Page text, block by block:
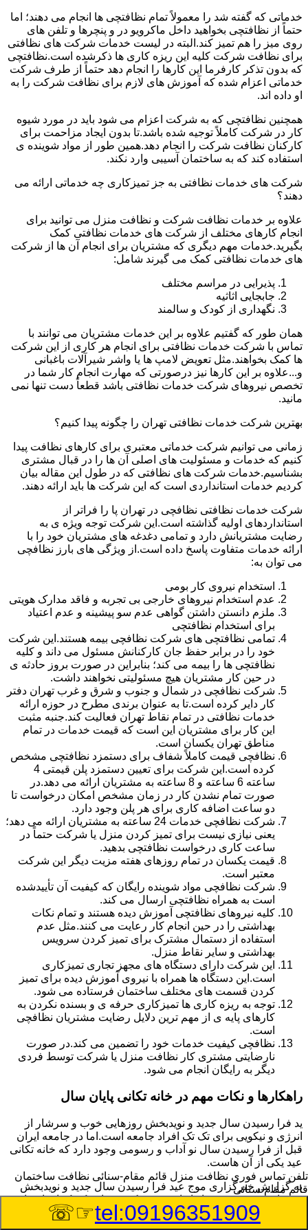
خدماتی که گفته شد را معمولاً تمام نظافتچی ها انجام می دهند؛ اما
حتماً از نظافتچی بخواهید داخل ماکرویو در و پنچرها و تلفن های
روی میز را هم تمیز کند.البته در لیست خدمات شرکت های نظافتی
برای نظافت شرکت کلیه این ریزه کاری ها ذکرشده است.نظافتچی
که بدون تذکر کارفرما این کارها را انجام دهد حتماً از طرف شرکت
خدماتی اعزام شده که آموزش های لازم برای نظافت شرکت را به
او داده اند.
همچنین نظافتچی که به شرکت اعزام می شود باید در مورد شیوه
کار در شرکت کاملاً توجیه شده باشد.تا بدون ایجاد مزاحمت برای
کارکنان نظافت شرکت را انجام دهد.همین طور از مواد شوینده ی
استفاده کند که به ساختمان آسیبی وارد نکند.
شرکت های خدمات نظافتی به جز تمیزکاری چه خدماتی ارائه می
دهند؟
علاوه بر خدمات نظافت شرکت و نظافت منزل می توانید برای
انجام کارهای مختلف از شرکت های خدمات نظافتی کمک
بگیرید.خدمات مهم دیگری که مشتریان برای انجام آن ها از شرکت
های خدمات نظافتی کمک می گیرند شامل:
پذیرایی در مراسم مختلف
جابجایی اثاثیه
نگهداری از کودک و سالمند
همان طور که گفتیم علاوه بر این خدمات مشتریان می توانند با
تماس با شرکت خدمات نظافتی برای انجام هر کاری از این شرکت
ها کمک بخواهند.مثل تعویض لامپ ها یا واشر شیرآلات باغبانی
و...علاوه بر این کارها نیز درصورتی که مهارت انجام کار شما در
تخصص نیروهای شرکت خدمات نظافتی باشد قطعاً دست تنها نمی
مانید.
بهترین شرکت خدمات نظافتی تهران را چگونه پیدا کنیم؟
زمانی می توانیم شرکت خدماتی معتبری برای کارهای نظافت پیدا
کنیم که خدمات و مسئولیت های اصلی آن ها را در قبال مشتری
بشناسیم.خدمات شرکت های نظافتی که در طول این مقاله بیان
کردیم خدمات استانداردی است که این شرکت ها باید ارائه دهند.
شرکت خدمات نظافتی نظافچی در تهران پا را فراتر از
استانداردهای اولیه گذاشته است.این شرکت توجه ویژه ی به
رضایت مشتریانش دارد و تمامی دغدغه های مشتریان خود را با
ارائه خدمات متفاوت پاسخ داده است.از ویژگی های بارز نظافچی
می توان به:
استخدام نیروی کار بومی
عدم استخدام نیروهای خارجی بی تجربه و فاقد مدارک هویتی
ملزم دانستن داشتن گواهی عدم سو پیشینه و عدم اعتیاد
برای استخدام نظافتچی
تمامی نظافتچی های شرکت نظافچی بیمه هستند.این شرکت
خود را در برابر حفظ جان کارکنانش مسئول می داند و کلیه
نظافتچی ها را بیمه می کند؛ بنابراین در صورت بروز حادثه ی
در حین کار مشتریان هیچ مسئولیتی نخواهند داشت.
شرکت نظافچی در شمال و جنوب و شرق و غرب تهران دفتر
کار دایر کرده است.تا به عنوان برندی مطرح در حوزه ارائه
خدمات نظافتی در تمام نقاط تهران فعالیت کند.جنبه مثبت
این کار برای مشتریان این است که قیمت خدمات در تمام
مناطق تهران یکسان است.
نظافچی قیمت کاملاً شفاف برای دستمزد نظافتچی مشخص
کرده است.این شرکت برای تعیین دستمزد پلن قیمتی 4
ساعته 6 ساعته و 8 ساعته به مشتریان ارائه می دهد.در
صورت تمام نشدن کار در زمان مشخص امکان درخواست تا
دو ساعت اضافه کاری برای هر پلن وجود دارد.
شرکت نظافچی خدمات 24 ساعته به مشتریان ارائه می دهد؛
یعنی نیازی نیست برای تمیز کردن منزل یا شرکت حتماً در
ساعت کاری درخواست نظافتچی بدهید.
قیمت یکسان در تمام روزهای هفته مزیت دیگر این شرکت
معتبر است.
شرکت نظافچی مواد شوینده رایگان که کیفیت آن تأییدشده
است به همراه نظافتچی ارسال می کند.
کلیه نیروهای نظافتچی آموزش دیده هستند و تمام نکات
بهداشتی را در حین انجام کار رعایت می کنند.مثل عدم
استفاده از دستمال مشترک برای تمیز کردن سرویس
بهداشتی و سایر نقاط منزل.
این شرکت دارای دستگاه های مجهز تجاری تمیزکاری
است.این دستگاه ها همراه با نیروی آموزش دیده برای تمیز
کردن قسمت های مختلف ساختمان فرستاده می شود.
توجه به ریزه کاری ها تمیزکاری حرفه ی و بسنده نکردن به
کارهای پایه ی از مهم ترین دلایل رضایت مشتریان نظافچی
است.
نظافچی کیفیت خدمات خود را تضمین می کند.در صورت
نارضایتی مشتری کار نظافت منزل یا شرکت توسط فردی
دیگر به رایگان انجام می شود.
راهکارها و نکات مهم در خانه تکانی پایان سال
ید فرا رسیدن سال جدید و نویدبخش روزهایی خوب و سرشار از
انرژی و نیکویی برای تک تک افراد جامعه است.اما در جامعه ایران
قبل از فرا رسیدن سال نو آداب و رسومی وجود دارد که خانه تکانی
عید یکی از آن هاست.
به گزارش خبرگزاری موج عید فرا رسیدن سال جدید و نویدبخش
روزهایی خوب و سرشار از انرژی و نیکویی برای تک تک افراد جامعه
است.اما در جامعه ایران قبل از فرا رسیدن سال نو آداب و رسومی
وجود دارد که خانه تکانی عید یکی از آن هاست.بر خلاف تصور عموم
تلفن تماس فوری نظافت منزل قائم مقام-سنائی نظافت ساختمان
قائم مقام-سنائی
tel:09196351909
☞☏